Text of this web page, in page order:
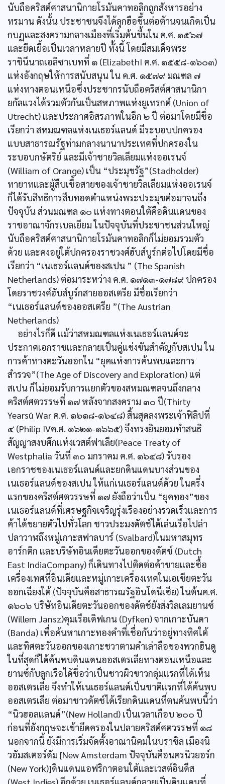
นับถือคริสต์ศาสนานิกายโรมันคาทอลิกถูกสังหารอย่าง
ทรมาน ดังนั้น ประชาชนจึงได้ลุกฮือขึ้นต่อต้านจนเกิดเป็น
กบฏและสงครามกลางเมืองที่เริ่มต้นขึ้นใน ค.ศ. ๑๕๖๗
และยึดเยื้อเป็นเวลาหลายปี ทั้งนี้ โดยมีสมเด็จพระ
ราชินีนาถเอลิซาเบทที่ ๑ (ElizabethI ค.ศ. ๑๕๕๘-๑๖๐๓)
แห่งอังกฤษให้การสนับสนุน ใน ค.ศ. ๑๕๗๙ มณฑล ๗
แห่งทางตอนเหนือซึ่งประชากรนับถือคริสต์ศาสนานิกา
ยกัลแวงได้รวมตัวกันเป็นสหภาพแห่งยูเทรกต์ (Union of
Utrecht) และประกาศอิสรภาพในอีก ๒ ปี ต่อมาโดยมีชื่อ
เรียกว่า สหมณฑลแห่งเนเธอร์แลนด์ มีระบอบปกครอง
แบบสาธารณรัฐท่ามกลางนานาประเทศที่ปกครองใน
ระบอบกษัตริย์ และมีเจ้าชายวิลเลียมแห่งออเรนจ์
(William of Orange) เป็น “ประมุขรัฐ”(Stadholder)
ทายาทและผู้สืบเชื้อสายของเจ้าชายวิลเลียมแห่งออเรนจ์
ก็ได้รับสิทธิการสืบทอดตำแหน่งพระประมุขต่อมาจนถึง
ปัจจุบัน ส่วนมณฑล ๑๐ แห่งทางตอนใต้คือดินแดนของ
ราชอาณาจักรเบลเยียม ในปัจจุบันที่ประชาชนส่วนใหญ่
นับถือคริสต์ศาสนานิกายโรมันคาทอลิกก็ไม่ยอมรวมตัว
ด้วย และคงอยู่ใต้ปกครองราชวงศ์ฮับส์บูร์กต่อไปโดยมีชื่อ
เรียกว่า “เนเธอร์แลนด์ของสเปน ” (The Spanish
Netherlands) ต่อมาระหว่าง ค.ศ. ๑๗๑๓-๑๗๘๙ ปกครอง
โดยราชวงศ์ฮับส์บูร์กสายออสเตรีย มีชื่อเรียกว่า
“เนเธอร์แลนด์ของออสเตรีย ”(The Austrian
Netherlands)
อย่างไรก็ดี แม้ว่าสหมณฑลแห่งเนเธอร์แลนด์จะ
ประกาศเอกราชและกลายเป็นคู่แข่งขันสำคัญกับสเปน ใน
การค้าทางตะวันออกใน “ยุคแห่งการค้นพบและการ
สำรวจ”(The Age of Discovery and Exploration) แต่
สเปน ก็ไม่ยอมรับการแยกตัวของสหมณฑลจนถึงกลาง
คริสต์ศตวรรษที่ ๑๗ หลังจากสงคราม ๓๐ ปี(Thirty
Yearsû War ค.ศ. ๑๖๑๘-๑๖๔๘) สิ้นสุดลงพระเจ้าฟิลิปที่
๔ (Philip IVค.ศ. ๑๖๒๑-๑๖๖๕) จึงทรงยินยอมทำสนธิ
สัญญาสงบศึกแห่งเวสต์ฟาเลีย(Peace Treaty of
Westphalia วันที่ ๓๐ มกราคม ค.ศ. ๑๖๔๘) รับรอง
เอกราชของเนเธอร์แลนด์และยกดินแดนบางส่วนของ
เนเธอร์แลนด์ของสเปน ให้แก่เนเธอร์แลนด์ด้วย ในครึ่ง
แรกของคริสต์ศตวรรษที่ ๑๗ ยังถือว่าเป็น “ยุคทอง”ของ
เนเธอร์แลนด์ที่เศรษฐกิจเจริญรุ่งเรืองอย่างรวดเร็วและการ
ค้าได้ขยายตัวไปทั่วโลก ชาวประมงดัตช์ได้เล่นเรือไปล่า
ปลาวาฬถึงหมู่เกาะสฟาลบาร์ (Svalbard)ในมหาสมุทร
อาร์กติก และบริษัทอินเดียตะวันออกของดัตช์ (Dutch
East IndiaCompany) ก็เดินทางไปติดต่อค้าขายและซื้อ
เครื่องเทศที่อินเดียและหมู่เกาะเครื่องเทศในเอเชียตะวัน
ออกเฉียงใต้ (ปัจจุบันคือสาธารณรัฐอินโดนีเซีย) ในต้นค.ศ.
๑๖๐๖ บริษัทอินเดียตะวันออกของดัตช์ยังส่งวิลเลมยานซ์
(Willem Jansz)คุมเรือเดิฟเกน (Dyfken) จากเกาะบันดา
(Banda) เพื่อค้นหาเกาะทองคำที่เชื่อกันว่าอยู่ทางทิศใต้
และทิศตะวันออกของเกาะชวาตามคำเล่าลือของพวกฮินดู
ในที่สุดก็ได้ค้นพบดินแดนออสเตรเลียทางตอนเหนือและ
ยานซ์กับลูกเรือได้ชื่อว่าเป็นชาวผิวขาวกลุ่มแรกที่ได้เห็น
ออสเตรเลีย จึงทำให้เนเธอร์แลนด์เป็นชาติแรกที่ได้ค้นพบ
ออสเตรเลีย ต่อมาชาวดัตช์ได้เรียกดินแดนที่ตนค้นพบนี้ว่า
“นิวฮอลแลนด์”(New Holland) เป็นเวลาเกือบ ๒๐๐ ปี
ก่อนที่อังกฤษจะเข้ายึดครองในปลายคริสต์ศตวรรษที่ ๑๘
นอกจากนี้ ยังมีการเริ่มจัดตั้งอาณานิคมในบราซิล เมืองนิ
วอัมสเตอร์ดัม [New Amsterdam ปัจจุบันคือนครนิวยอร์ก
(New York)]ดินแดนแอฟริกาตอนใต้และเวสต์อินดีส